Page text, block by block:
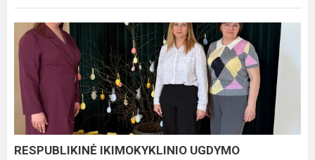
RESPUBLIKINĖ
IKIMOKYKLINIO
UGDYMO
KONFERENCIJA
ALYTAUS
RAJO...
RESPUBLIKINĖ IKIMOKYKLINIO UGDYMO